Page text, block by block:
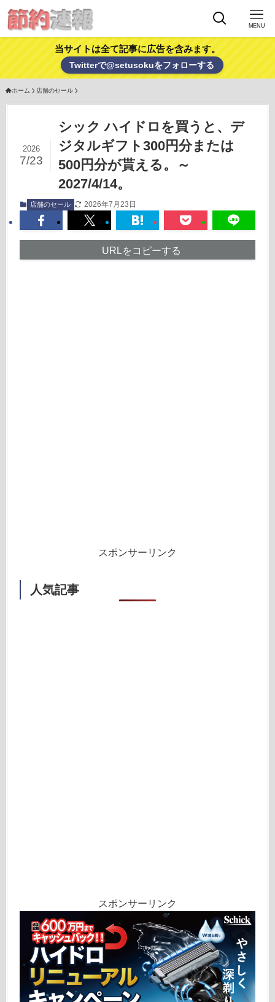
MENU
当サイトは全て記事に広告を含みます。
Twitterで@setusokuをフォローする
ホーム 店舗のセール
シック ハイドロを買うと、デ
ジタルギフト300円分または
500円分が貰える。～
2027/4/14。
2026
7/23
店舗のセール 2026年7月23日
URLをコピーする
スポンサーリンク
人気記事
スポンサーリンク